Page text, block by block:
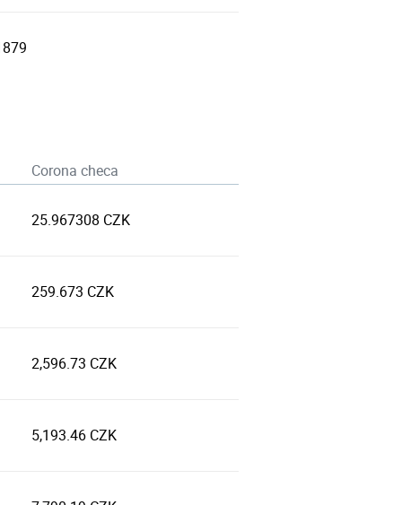
Corona checa
25.967308 CZK
259.673 CZK
2,596.73 CZK
5,193.46 CZK